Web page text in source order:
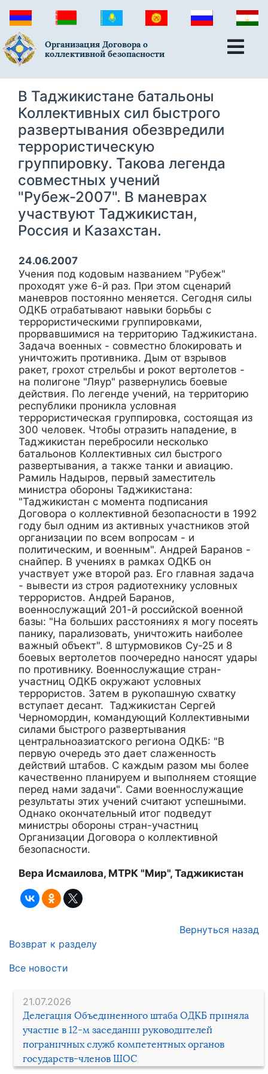
Организация Договора о
коллективной безопасности
21.07.2026
Делегация Объединенного штаба ОДКБ приняла
участие в 12-м заседании руководителей
пограничных служб компетентных органов
государств-членов ШОС
В Таджикистане батальоны
Коллективных сил быстрого
развертывания обезвредили
террористическую
группировку. Такова легенда
совместных учений
"Рубеж-2007". В маневрах
участвуют Таджикистан,
Россия и Казахстан.
24.06.2007
Учения под кодовым названием "Рубеж"
проходят уже 6-й раз. При этом сценарий
маневров постоянно меняется. Сегодня силы
ОДКБ отрабатывают навыки борьбы с
террористическими группировками,
прорвавшимися на территорию Таджикистана.
Задача военных - совместно блокировать и
уничтожить противника. Дым от взрывов
ракет, грохот стрельбы и рокот вертолетов -
на полигоне "Ляур" развернулись боевые
действия. По легенде учений, на территорию
республики проникла условная
террористическая группировка, состоящая из
300 человек. Чтобы отразить нападение, в
Таджикистан перебросили несколько
батальонов Коллективных сил быстрого
развертывания, а также танки и авиацию.
Рамиль Надыров, первый заместитель
министра обороны Таджикистана:
"Таджикистан с момента подписания
Договора о коллективной безопасности в 1992
году был одним из активных участников этой
организации по всем вопросам - и
политическим, и военным". Андрей Баранов -
снайпер. В учениях в рамках ОДКБ он
участвует уже второй раз. Его главная задача
- вывести из строя радиотехнику условных
террористов. Андрей Баранов,
военнослужащий 201-й российской военной
базы: "На больших расстояниях я могу посеять
панику, парализовать, уничтожить наиболее
важный объект". 8 штурмовиков Су-25 и 8
боевых вертолетов поочередно наносят удары
по противнику. Военнослужащие стран-
участниц ОДКБ окружают условных
террористов. Затем в рукопашную схватку
вступает десант. Таджикистан Сергей
Черномордин, командующий Коллективными
силами быстрого развертывания
центральноазиатского региона ОДКБ: "В
первую очередь это дает слаженность
действий штабов. С каждым разом мы более
качественно планируем и выполняем стоящие
перед нами задачи". Сами военнослужащие
результаты этих учений считают успешными.
Однако окончательный итог подведут
министры обороны стран-участниц
Организации Договора о коллективной
безопасности.
Вера Исмаилова, МТРК "Мир", Таджикистан
Вернуться назад
Возврат к разделу
Все новости